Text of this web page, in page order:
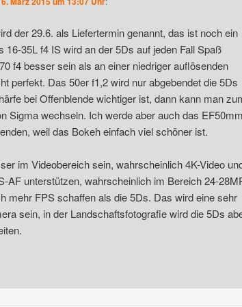
der 29.6. als Liefertermin genannt, das ist noch ein
16-35L f4 IS wird an der 5Ds auf jeden Fall Spaß
f4 besser sein als an einer niedriger auflösenden
perfekt. Das 50er f1,2 wird nur abgebendet die 5Ds
bei Offenblende wichtiger ist, dann kann man
Sigma wechseln. Ich werde aber auch das EF50mm
weil das Bokeh einfach viel schöner ist.
im Videobereich sein, wahrscheinlich 4K-Video
AF unterstützen, wahrscheinlich im Bereich 24-
mehr FPS schaffen als die 5Ds. Das wird eine sehr
sein, in der Landschaftsfotografie wird die 5Ds